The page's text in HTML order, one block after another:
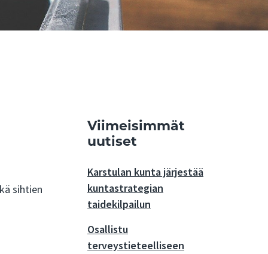
sihtien
Viimeisimmät
uutiset
Karstulan kunta järjestää
kuntastrategian
taidekilpailun
Osallistu
terveystieteelliseen